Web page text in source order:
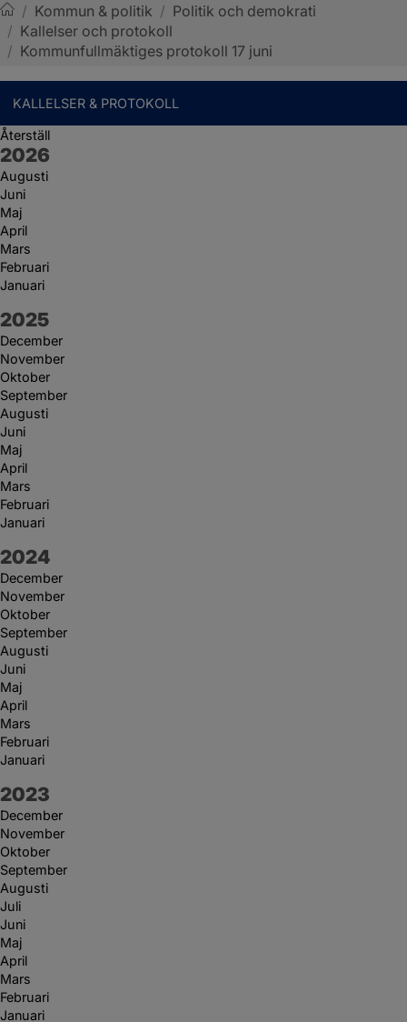
Sotenäs kommun
/ Kommun & politik / Politik och demokrati
/ Kallelser och protokoll
/ Kommunfullmäktiges protokoll 17 juni
KALLELSER & PROTOKOLL
Återställ
År:
2026
Augusti
Juni
Maj
April
Mars
Februari
Januari
År:
2025
December
November
Oktober
September
Augusti
Juni
Maj
April
Mars
Februari
Januari
År:
2024
December
November
Oktober
September
Augusti
Juni
Maj
April
Mars
Februari
Januari
År:
2023
December
November
Oktober
September
Augusti
Juli
Juni
Maj
April
Mars
Februari
Januari